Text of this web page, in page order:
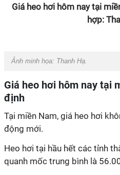
Giá heo hơi hôm nay tại
hợp:
Ảnh minh họa: Thanh Hạ.
Giá heo hơi hôm nay tại
định
Tại miền Nam, giá heo hơi
động mới.
Heo hơi tại hầu hết các tỉnh
quanh mốc trung bình là